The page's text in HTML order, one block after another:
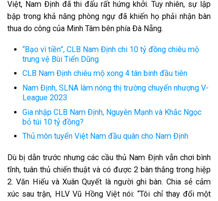
Việt, Nam Định đã thi đấu rất hứng khởi. Tuy nhiên, sự lập
bập trong khả năng phòng ngự đã khiến họ phải nhận bàn
thua do công của Minh Tâm bên phía Đà Nẵng.
“Bạo vì tiền”, CLB Nam Định chi 10 tỷ đồng chiêu mộ
trung vệ Bùi Tiến Dũng
CLB Nam Định chiêu mộ xong 4 tân binh đầu tiên
Nam Định, SLNA làm nóng thị trường chuyển nhượng V-
League 2023
Gia nhập CLB Nam Định, Nguyên Mạnh và Khắc Ngọc
bỏ túi 10 tỷ đồng?
Thủ môn tuyển Việt Nam đầu quân cho Nam Định
Dù bị dẫn trước nhưng các cầu thủ Nam Định vẫn chơi bình
tĩnh, tuân thủ chiến thuật và có được 2 bàn thắng trong hiệp
2. Văn Hiếu và Xuân Quyết là người ghi bàn. Chia sẻ cảm
xúc sau trận, HLV Vũ Hồng Việt nói: “Tôi chỉ thay đổi một